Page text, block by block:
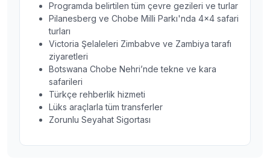
Programda belirtilen tüm çevre gezileri ve turlar
Pilanesberg ve Chobe Milli Parkı'nda 4x4 safari
turları
Victoria Şelaleleri Zimbabve ve Zambiya tarafı
ziyaretleri
Botswana Chobe Nehri’nde tekne ve kara
safarileri
Türkçe rehberlik hizmeti
Lüks araçlarla tüm transferler
Zorunlu Seyahat Sigortası